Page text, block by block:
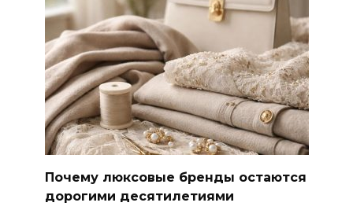
Почему люксовые бренды остаются
дорогими десятилетиями